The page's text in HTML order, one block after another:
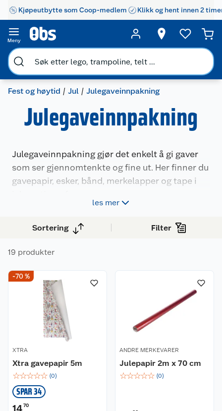
Kjøpeutbytte som Coop-medlem Klikk og hent innen 2
Meny
Fest og høytid Jul Julegaveinnpakning
Julegaveinnpakning
Julegaveinnpakning gjør det enkelt å gi gaver
som ser gjennomtenkte og fine ut. Her finner du
gavepapir, esker, bånd, merkelapper og tape i
Produktene passer både til små og store gaver,
og lar deg sette et personlig preg på
innpakningen. Enten du pakker inn mange gaver
eller bare noen få, finnes det noe som dekker
les mer
Sortering Filter
19 produkter
-70 %
XTRA
Xtra gavepapir 5m
☆☆☆☆☆ (0)
SPAR 34
1470
ANDRE MERKEVARER
Julepapir 2m x 70 cm
☆☆☆☆☆ (0)